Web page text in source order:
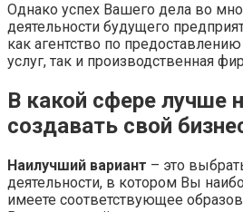
Однако успех Вашего дела во
деятельности будущего
как агентство по
услуг, так и производственная
В какой сфере лучше
создавать свой
Наилучший вариант – это
деятельности, в котором Вы
имеете соответствующее